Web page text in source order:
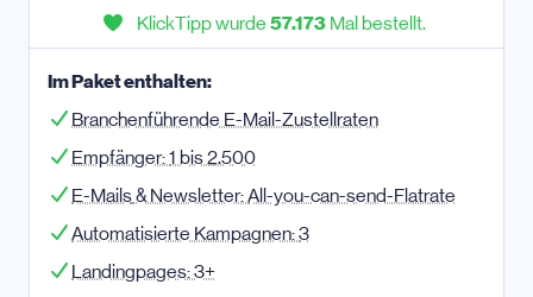
KlickTipp wurde 57.173Mal bestellt.
Im Paket enthalten:
Branchenführende E-Mail-Zustellraten
Empfänger:1 bis 2.500
E-Mails& Newsletter:All-you-can-send-Flatrate
Automatisierte Kampagnen:3
Landingpages:3+